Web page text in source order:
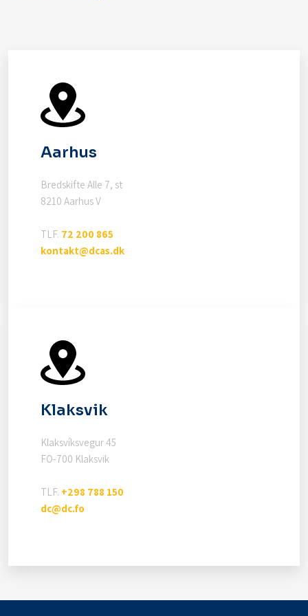
Aarhus
Bredskifte Alle 7, st
8210 Aarhus V
TLF. 72 200 865
kontakt@dcas.dk
Klaksvik
Klaksvíksvegur 45
FO-700 Klaksvik
TLF. +298 788 150
dc@dc.fo